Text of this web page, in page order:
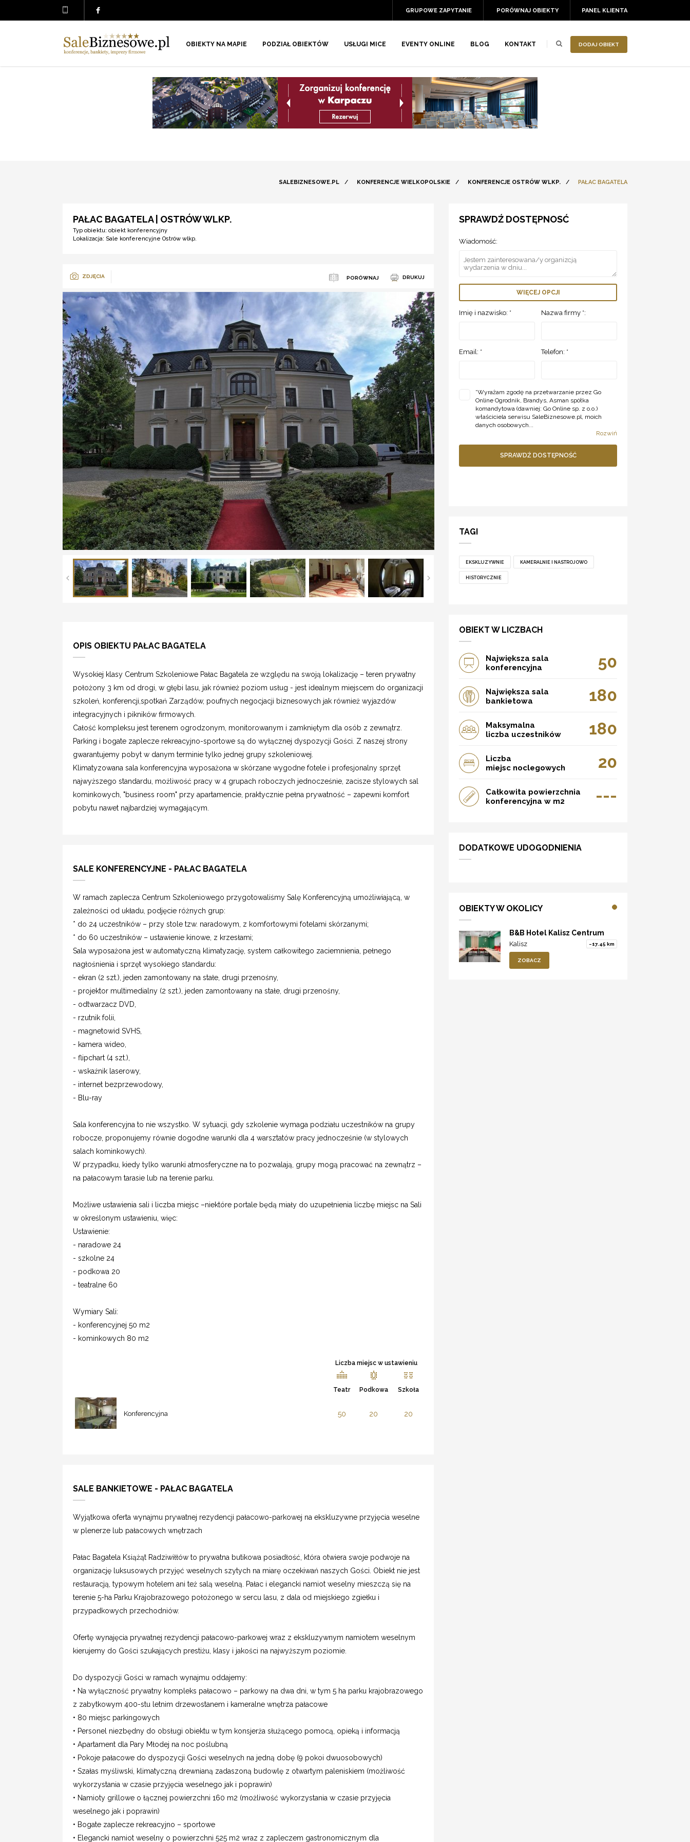
PANEL KLIENTA
PORÓWNAJ OBIEKTY
GRUPOWE ZAPYTANIE
DODAJ OBIEKT
OBIEKTY NA MAPIE PODZIAŁ OBIEKTÓW USŁUGI MICE EVENTY ONLINE BLOG KONTAKT
SALEBIZNESOWE.PL / KONFERENCJE WIELKOPOLSKIE / KONFERENCJE OSTRÓW WLKP. / PAŁAC BAGATELA
PAŁAC BAGATELA | OSTRÓW WLKP.
Typ obiektu: obiekt konferencyjny
Lokalizacja: Sale konferencyjne Ostrów wlkp.
ZDJĘCIA PORÓWNAJ DRUKUJ
OPIS OBIEKTU PAŁAC BAGATELA
Wysokiej klasy Centrum Szkoleniowe Pałac Bagatela ze względu na swoją lokalizację – teren prywatny
położony 3 km od drogi, w głębi lasu, jak również poziom usług - jest idealnym miejscem do organizacji
szkoleń, konferencji,spotkań Zarządów, poufnych negocjacji biznesowych jak również wyjazdów
integracyjnych i pikników firmowych.
Całość kompleksu jest terenem ogrodzonym, monitorowanym i zamkniętym dla osób z zewnątrz.
Parking i bogate zaplecze rekreacyjno-sportowe są do wyłącznej dyspozycji Gości. Z naszej strony
gwarantujemy pobyt w danym terminie tylko jednej grupy szkoleniowej.
Klimatyzowana sala konferencyjna wyposażona w skórzane wygodne fotele i profesjonalny sprzęt
najwyższego standardu, możliwość pracy w 4 grupach roboczych jednocześnie, zacisze stylowych sal
kominkowych, "business room" przy apartamencie, praktycznie pełna prywatność – zapewni komfort
pobytu nawet najbardziej wymagającym.
SALE KONFERENCYJNE - PAŁAC BAGATELA
W ramach zaplecza Centrum Szkoleniowego przygotowaliśmy Salę Konferencyjną umożliwiającą, w
zależności od układu, podjęcie różnych grup:
* do 24 uczestników – przy stole tzw. naradowym, z komfortowymi fotelami skórzanymi;
* do 60 uczestników – ustawienie kinowe, z krzesłami;
Sala wyposażona jest w automatyczną klimatyzację, system całkowitego zaciemnienia, pełnego
nagłośnienia i sprzęt wysokiego standardu:
- ekran (2 szt.), jeden zamontowany na stałe, drugi przenośny,
- projektor multimedialny (2 szt.), jeden zamontowany na stałe, drugi przenośny,
- odtwarzacz DVD,
- rzutnik folii,
- magnetowid SVHS,
- kamera wideo,
- flipchart (4 szt.),
- wskaźnik laserowy,
- internet bezprzewodowy,
- Blu-ray
Sala konferencyjna to nie wszystko. W sytuacji, gdy szkolenie wymaga podziału uczestników na grupy
robocze, proponujemy równie dogodne warunki dla 4 warsztatów pracy jednocześnie (w stylowych
salach kominkowych).
W przypadku, kiedy tylko warunki atmosferyczne na to pozwalają, grupy mogą pracować na zewnątrz –
na pałacowym tarasie lub na terenie parku.
Możliwe ustawienia sali i liczba miejsc –niektóre portale będą miały do uzupełnienia liczbę miejsc na Sali
w określonym ustawieniu, więc:
Ustawienie:
- naradowe 24
- szkolne 24
- podkowa 20
- teatralne 60
Wymiary Sali:
- konferencyjnej 50 m2
- kominkowych 80 m2
Liczba miejsc w ustawieniu
Teatr Podkowa Szkoła
Konferencyjna 50 20 20
SALE BANKIETOWE - PAŁAC BAGATELA
Wyjątkowa oferta wynajmu prywatnej rezydencji pałacowo-parkowej na ekskluzywne przyjęcia weselne
w plenerze lub pałacowych wnętrzach
Pałac Bagatela Książąt Radziwiłłów to prywatna butikowa posiadłość, która otwiera swoje podwoje na
organizację luksusowych przyjęć weselnych szytych na miarę oczekiwań naszych Gości. Obiekt nie jest
restauracją, typowym hotelem ani też salą weselną. Pałac i elegancki namiot weselny mieszczą się na
terenie 5-ha Parku Krajobrazowego położonego w sercu lasu, z dala od miejskiego zgiełku i
przypadkowych przechodniów.
Ofertę wynajęcia prywatnej rezydencji pałacowo-parkowej wraz z ekskluzywnym namiotem weselnym
kierujemy do Gości szukających prestiżu, klasy i jakości na najwyższym poziomie.
Do dyspozycji Gości w ramach wynajmu oddajemy:
• Na wyłączność prywatny kompleks pałacowo – parkowy na dwa dni, w tym 5 ha parku krajobrazowego
z zabytkowym 400-stu letnim drzewostanem i kameralne wnętrza pałacowe
• 80 miejsc parkingowych
• Personel niezbędny do obsługi obiektu w tym konsjerża służącego pomocą, opieką i informacją
• Apartament dla Pary Młodej na noc poślubną
• Pokoje pałacowe do dyspozycji Gości weselnych na jedną dobę (9 pokoi dwuosobowych)
• Szałas myśliwski, klimatyczną drewnianą zadaszoną budowlę z otwartym paleniskiem (możliwość
wykorzystania w czasie przyjęcia weselnego jak i poprawin)
• Namioty grillowe o łącznej powierzchni 160 m2 (możliwość wykorzystania w czasie przyjęcia
weselnego jak i poprawin)
• Bogate zaplecze rekreacyjno – sportowe
• Elegancki namiot weselny o powierzchni 525 m2 wraz z zapleczem gastronomicznym dla
SPRAWDŹ DOSTĘPNOSĆ
Wiadomość:
WIĘCEJ OPCJI
Imię i nazwisko: * Nazwa firmy *:
Email: * Telefon: *
*Wyrażam zgodę na przetwarzanie przez Go
Online Ogrodnik, Brandys, Asman spółka
komandytowa (dawniej: Go Online sp. z o.o.)
właściciela serwisu SaleBiznesowe.pl, moich
danych osobowych...
Rozwiń
SPRAWDŹ DOSTĘPNOŚĆ
TAGI
EKSKLUZYWNIE KAMERALNIE I NASTROJOWO
HISTORYCZNIE
OBIEKT W LICZBACH
Największa sala
konferencyjna
50
Największa sala
bankietowa
180
Maksymalna
liczba uczestników
180
Liczba
miejsc noclegowych
20
Całkowita powierzchnia
konferencyjna w m2
---
DODATKOWE UDOGODNIENIA
OBIEKTY W OKOLICY
B&B Hotel Kalisz Centrum
Kalisz ~17.45 km
ZOBACZ